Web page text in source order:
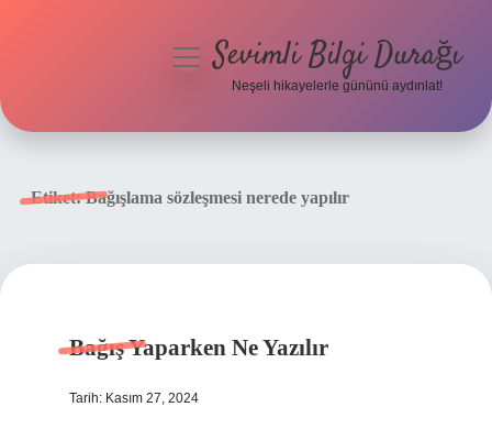
menüyüSevimli Bilgi Durağı
Neşeli hikayelerle gününü aydınlat!
Etiket:Bağışlama sözleşmesi nerede yapılır
Bağış Yaparken Ne Yazılır
Tarih: Kasım 27, 2024